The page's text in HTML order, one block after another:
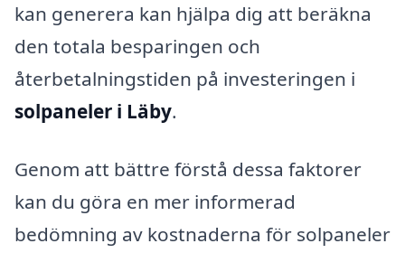
kan generera kan hjälpa dig att beräkna
den totala besparingen och
återbetalningstiden på investeringen i
solpaneler i Läby.
Genom att bättre förstå dessa faktorer
kan du göra en mer informerad
bedömning av kostnaderna för solpaneler